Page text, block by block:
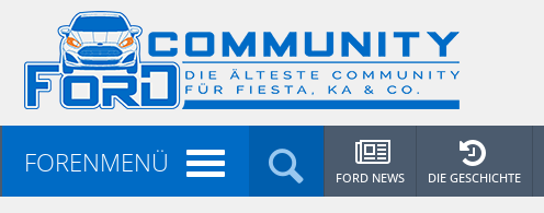
FORENMENÜ FORD NEWS DIE GESCHICHTE